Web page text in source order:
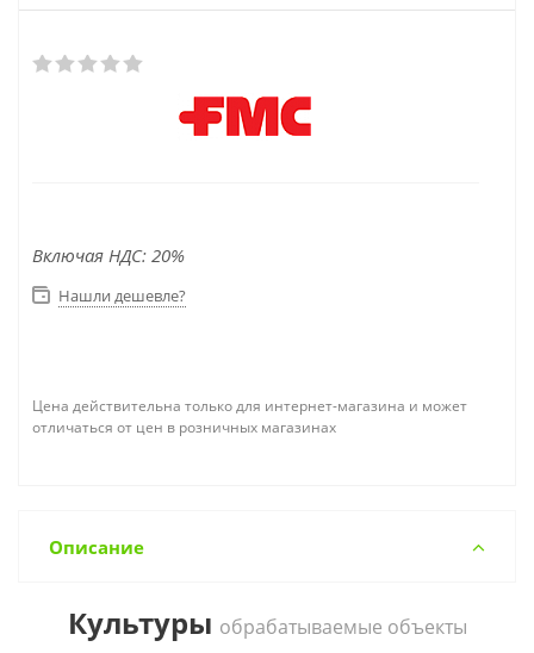
Включая НДС: 20%
Нашли дешевле?
Цена действительна только для интернет-магазина и может
отличаться от цен в розничных магазинах
Описание
Культуры обрабатываемые объекты